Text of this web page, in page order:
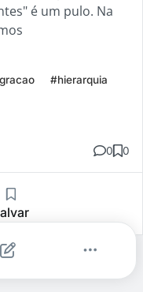
é um pulo. Na
#hierarquia
0 0